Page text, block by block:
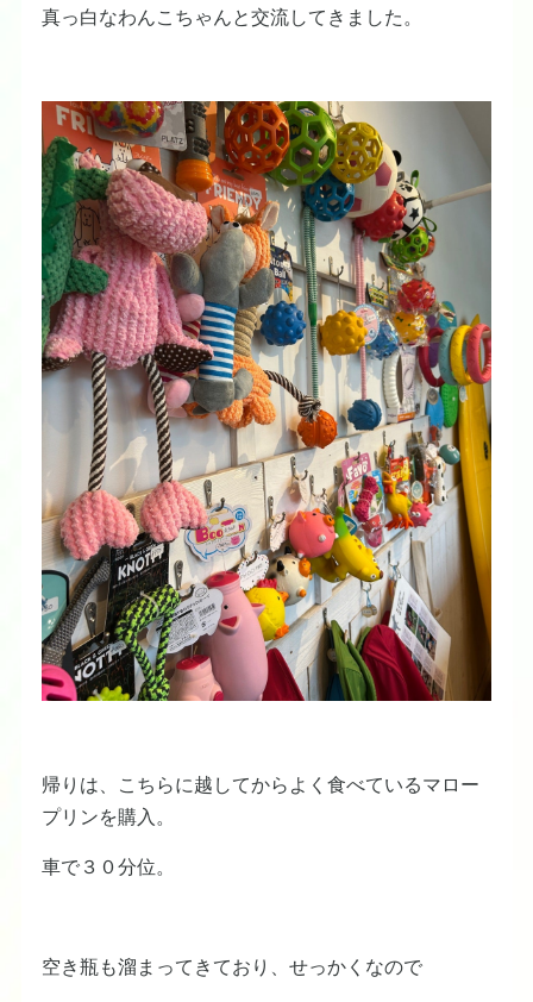
真っ白なわんこちゃんと交流してきました。
帰りは、こちらに越してからよく食べているマロー
プリンを購入。
車で３０分位。
空き瓶も溜まってきており、せっかくなので